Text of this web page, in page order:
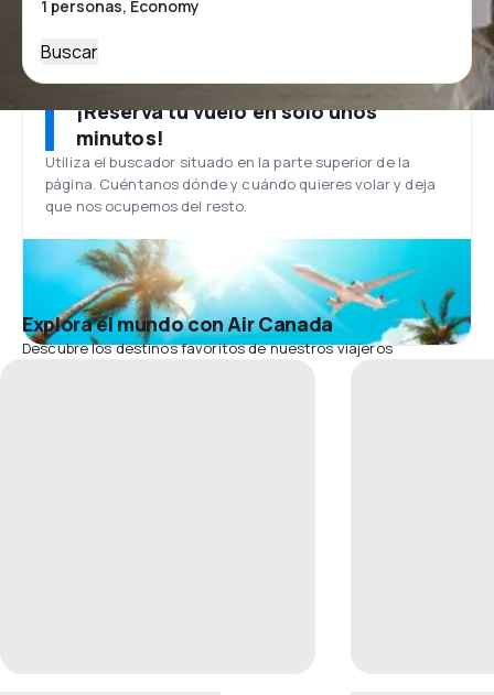
Buscar
¡Reserva tu vuelo en solo unos
minutos!
Utiliza el buscador situado en la parte superior de la
página. Cuéntanos dónde y cuándo quieres volar y deja
que nos ocupemos del resto.
Explora el mundo con Air Canada
Descubre los destinos favoritos de nuestros viajeros